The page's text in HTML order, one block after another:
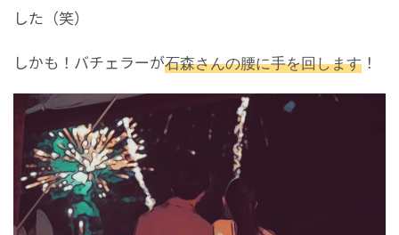
した（笑）
しかも！バチェラーが石森さんの腰に手を回します ！